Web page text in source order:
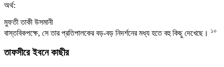
অর্থ:
মুফতী তাকী উসমানী
বাস্তবিকপক্ষে, সে তার প্রতিপালকের বড়-বড় নিদর্শনের মধ্য হতে বহু কিছু দেখেছে। ১০
তাফসীরে ইবনে কাছীর